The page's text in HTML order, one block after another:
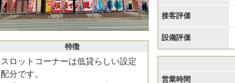
特徴
スロットコーナーは低貸らしい設定
配分です。
接客評価
設備評価
営業時間